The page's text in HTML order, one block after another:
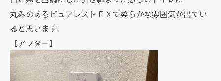
丸みのあるピュアレストＥＸで柔らかな雰囲気が出てい
ると思います。
【アフター】